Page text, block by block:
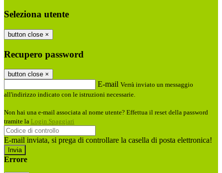
Seleziona utente
button close ×
Recupero password
button close ×
E-mail Verrà inviato un messaggio
all'indirizzo indicato con le istruzioni necessarie.
Non hai una e-mail associata al nome utente? Effettua il reset della password
tramite la Login Spaggiari
E-mail inviata, si prega di controllare la casella di posta elettronica!
Errore